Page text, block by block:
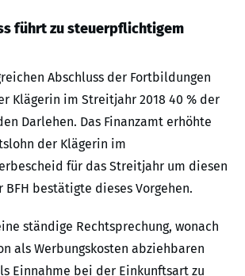
führt zu steuerpflichtigem
Abschluss der Fortbildungen
Klägerin im Streitjahr 2018 40 % der
Darlehen. Das Finanzamt erhöhte
der Klägerin im
für das Streitjahr um diesen
BFH bestätigte dieses Vorgehen.
ständige Rechtsprechung, wonach
als Werbungskosten abziehbaren
Einnahme bei der Einkunftsart zu